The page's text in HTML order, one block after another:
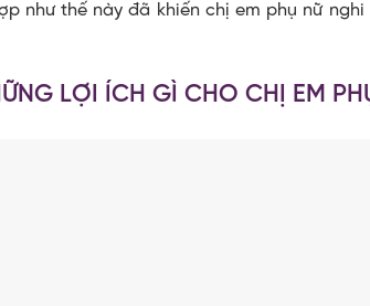
như thế này đã khiến chị em phụ nữ
LỢI ÍCH GÌ CHO CHỊ EM